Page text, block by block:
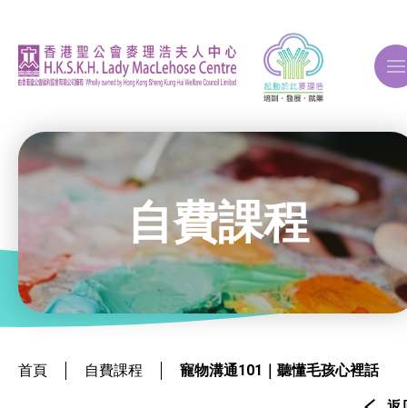
關於我們
ERB再培訓課程
自費課程
自費課程
首頁 自費課程 寵物溝通101｜聽懂毛孩心裡話